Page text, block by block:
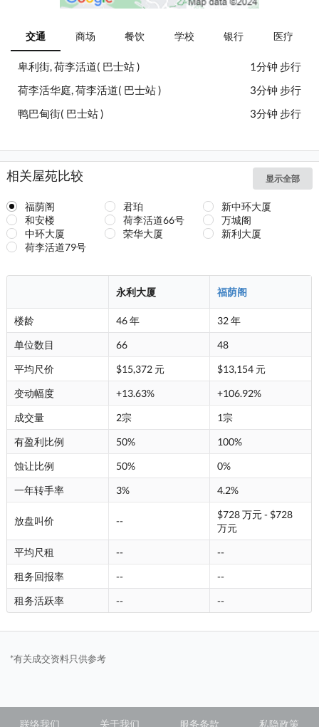
交通 商场 餐饮 学校 银行 医疗
卑利街, 荷李活道( 巴士站 )
1分钟 步行
荷李活华庭, 荷李活道( 巴士站 )
3分钟 步行
鸭巴甸街( 巴士站 )
3分钟 步行
相关屋苑比较 显示全部
福荫阁 君珀
新中环大厦
和安楼
荷李活道66号
万城阁
中环大厦
荣华大厦
新利大厦
荷李活道79号
永利大厦 福荫阁
楼龄 46 年
32 年
单位数目
66
48
平均尺价
$15,372 元
$13,154 元
变动幅度
+13.63%
+106.92%
成交量
2宗
1宗
有盈利比例
50%
100%
蚀让比例
50%
0%
一年转手率
3% 4.2%
放盘叫价 --
$728 万元 - $728
万元
平均尺租
--
--
租务回报率
--
--
租务活跃率
-- --
*有关成交资料只供参考
联络我们 关于我们 服务条款 私隐政策